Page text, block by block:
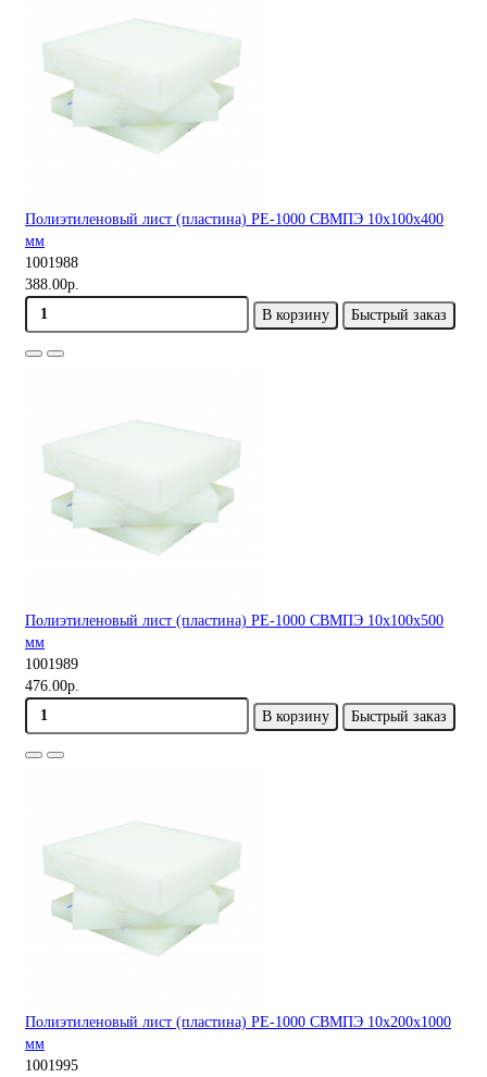
Полиэтиленовый лист (пластина) PE-1000 СВМПЭ 10х100х400
мм
1001988
388.00р.
В корзину
Быстрый заказ
Полиэтиленовый лист (пластина) PE-1000 СВМПЭ 10х100х500
мм
1001989
476.00р.
В корзину
Быстрый заказ
Полиэтиленовый лист (пластина) PE-1000 СВМПЭ 10х200х1000
мм
1001995